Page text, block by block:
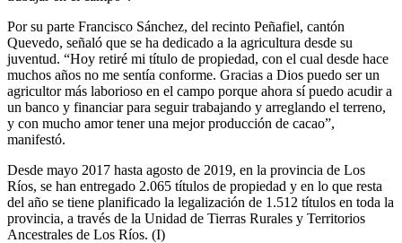
Por su parte Francisco Sánchez, del recinto Peñafiel, cantón
Quevedo, señaló que se ha dedicado a la agricultura desde su
juventud. “Hoy retiré mi título de propiedad, con el cual desde hace
muchos años no me sentía conforme. Gracias a Dios puedo ser un
agricultor más laborioso en el campo porque ahora sí puedo acudir a
un banco y financiar para seguir trabajando y arreglando el terreno,
y con mucho amor tener una mejor producción de cacao”,
manifestó.
Desde mayo 2017 hasta agosto de 2019, en la provincia de Los
Ríos, se han entregado 2.065 títulos de propiedad y en lo que resta
del año se tiene planificado la legalización de 1.512 títulos en toda la
provincia, a través de la Unidad de Tierras Rurales y Territorios
Ancestrales de Los Ríos. (I)